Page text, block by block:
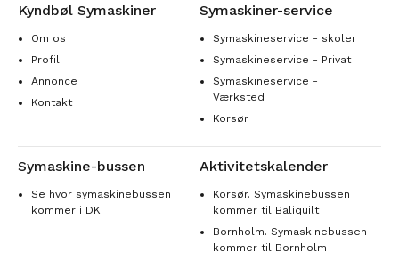
Kyndbøl Symaskiner
Om os
Profil
Annonce
Kontakt
Symaskiner-service
Symaskineservice - skoler
Symaskineservice - Privat
Symaskineservice -
Værksted
Korsør
Symaskine-bussen
Se hvor symaskinebussen
kommer i DK
Aktivitetskalender
Korsør. Symaskinebussen
kommer til Baliquilt
Bornholm. Symaskinebussen
kommer til Bornholm